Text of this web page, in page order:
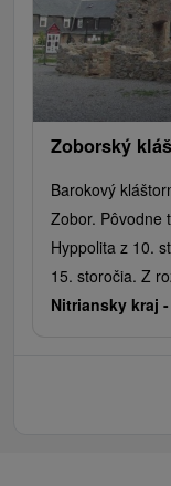
Zoborský
Barokový
Zobor. Pôvodne
Hyppolita z 10.
15. storočia. Z
Nitriansky kraj -